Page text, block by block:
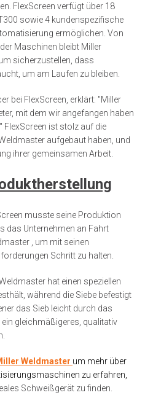
FlexScreen verfügt über 18
sowie 4 kundenspezifische
ermöglichen. Von
Maschinen bleibt Miller
sicherzustellen, dass
um am Laufen zu bleiben.
bei FlexScreen, erklärt: "Miller
mit dem wir angefangen haben
FlexScreen ist stolz auf die
aufgebaut haben, und
ihrer gemeinsamen Arbeit.
musste seine Produktion
das Unternehmen an Fahrt
, um mit seinen
Schritt zu halten.
hat einen speziellen
während die Siebe befestigt
das Sieb leicht durch das
gleichmäßigeres, qualitativ
Weldmaster um mehr über
zu erfahren,
Schweißgerät zu finden.